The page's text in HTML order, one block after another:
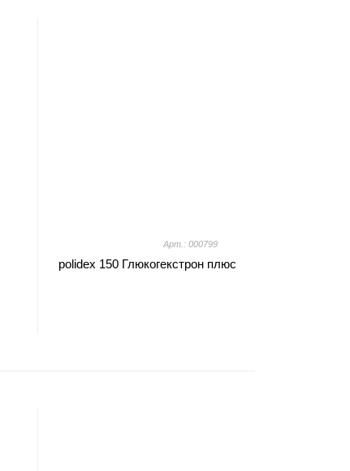
Арт.: 000799
polidex 150 Глюкогекстрон плюс